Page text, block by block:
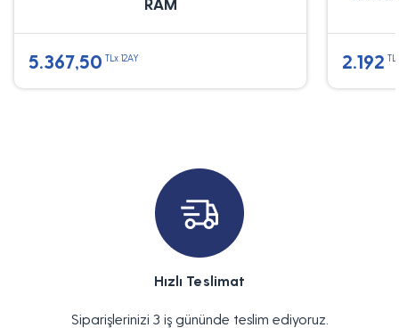
5.367,50 TLx 12AY 2.192
Hızlı Teslimat
Siparişlerinizi 3 iş gününde teslim ediyoruz.